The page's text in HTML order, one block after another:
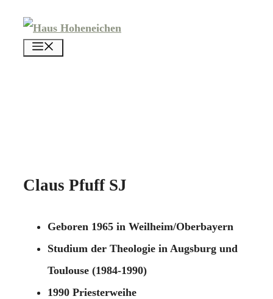
Zum
Inhalt
springen
Claus Pfuff SJ
Geboren 1965 in Weilheim/Oberbayern
Studium der Theologie in Augsburg und
Toulouse (1984-1990)
1990 Priesterweihe